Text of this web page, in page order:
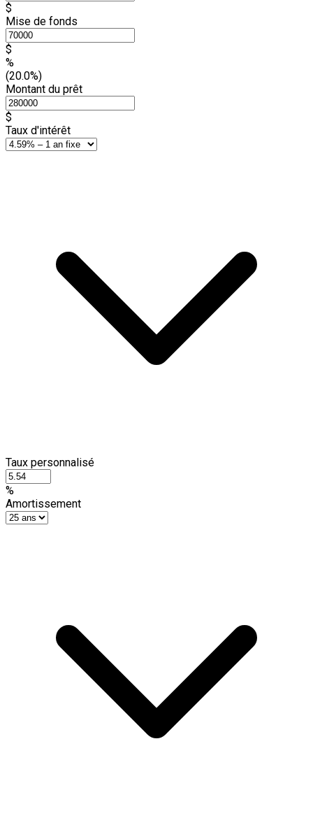
$
Mise de fonds
$
%
(20.0%)
Montant du prêt
$
Taux d'intérêt
Taux personnalisé
%
Amortissement